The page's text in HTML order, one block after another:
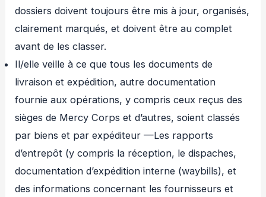
dossiers doivent toujours être mis à jour, organisés,
clairement marqués, et doivent être au complet
avant de les classer.
Il/elle veille à ce que tous les documents de
livraison et expédition, autre documentation
fournie aux opérations, y compris ceux reçus des
sièges de Mercy Corps et d’autres, soient classés
par biens et par expéditeur —Les rapports
d’entrepôt (y compris la réception, le dispaches,
documentation d’expédition interne (waybills), et
des informations concernant les fournisseurs et